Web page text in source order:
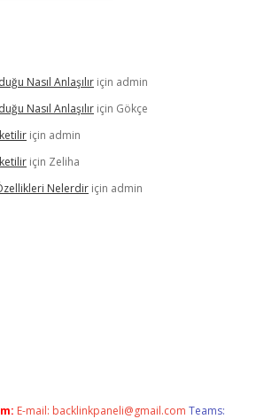
Nasıl Anlaşılır için admin
Nasıl Anlaşılır için Gökçe
için admin
için Zeliha
Nelerdir için admin
E-mail: backlinkpaneli@gmail.com Teams: